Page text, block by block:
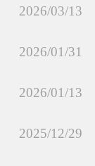
新闻动态
联系我们
2026/03/13
2026/01/31
2026/01/13
2025/12/29